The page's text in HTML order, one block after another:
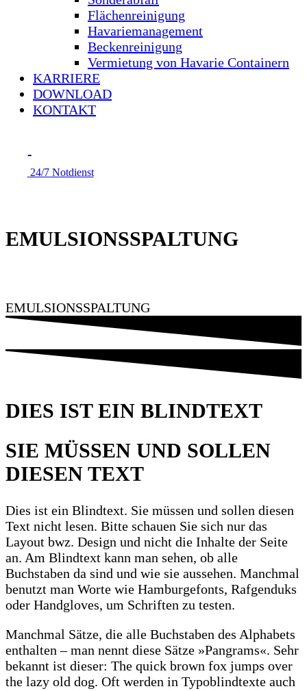
Flächenreinigung
Havariemanagement
Beckenreinigung
Vermietung von Havarie Containern
KARRIERE
DOWNLOAD
KONTAKT
24/7 Notdienst
EMULSIONSSPALTUNG
EMULSIONSSPALTUNG
DIES IST EIN BLINDTEXT
SIE MÜSSEN UND SOLLEN
DIESEN TEXT
Dies ist ein Blindtext. Sie müssen und sollen diesen
Text nicht lesen. Bitte schauen Sie sich nur das
Layout bwz. Design und nicht die Inhalte der Seite
an. Am Blindtext kann man sehen, ob alle
Buchstaben da sind und wie sie aussehen. Manchmal
benutzt man Worte wie Hamburgefonts, Rafgenduks
oder Handgloves, um Schriften zu testen.
Manchmal Sätze, die alle Buchstaben des Alphabets
enthalten – man nennt diese Sätze »Pangrams«. Sehr
bekannt ist dieser: The quick brown fox jumps over
the lazy old dog. Oft werden in Typoblindtexte auch